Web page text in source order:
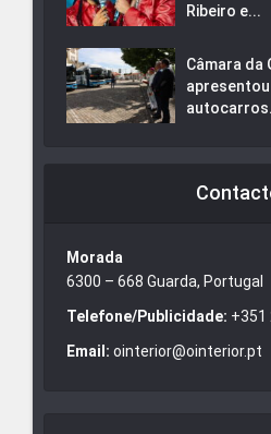
Ribeiro e...
Câmara da
Morada
6300 – 668 Guarda, Portugal
Telefone/Publicidade: +351
Email: ointerior@ointerior.pt